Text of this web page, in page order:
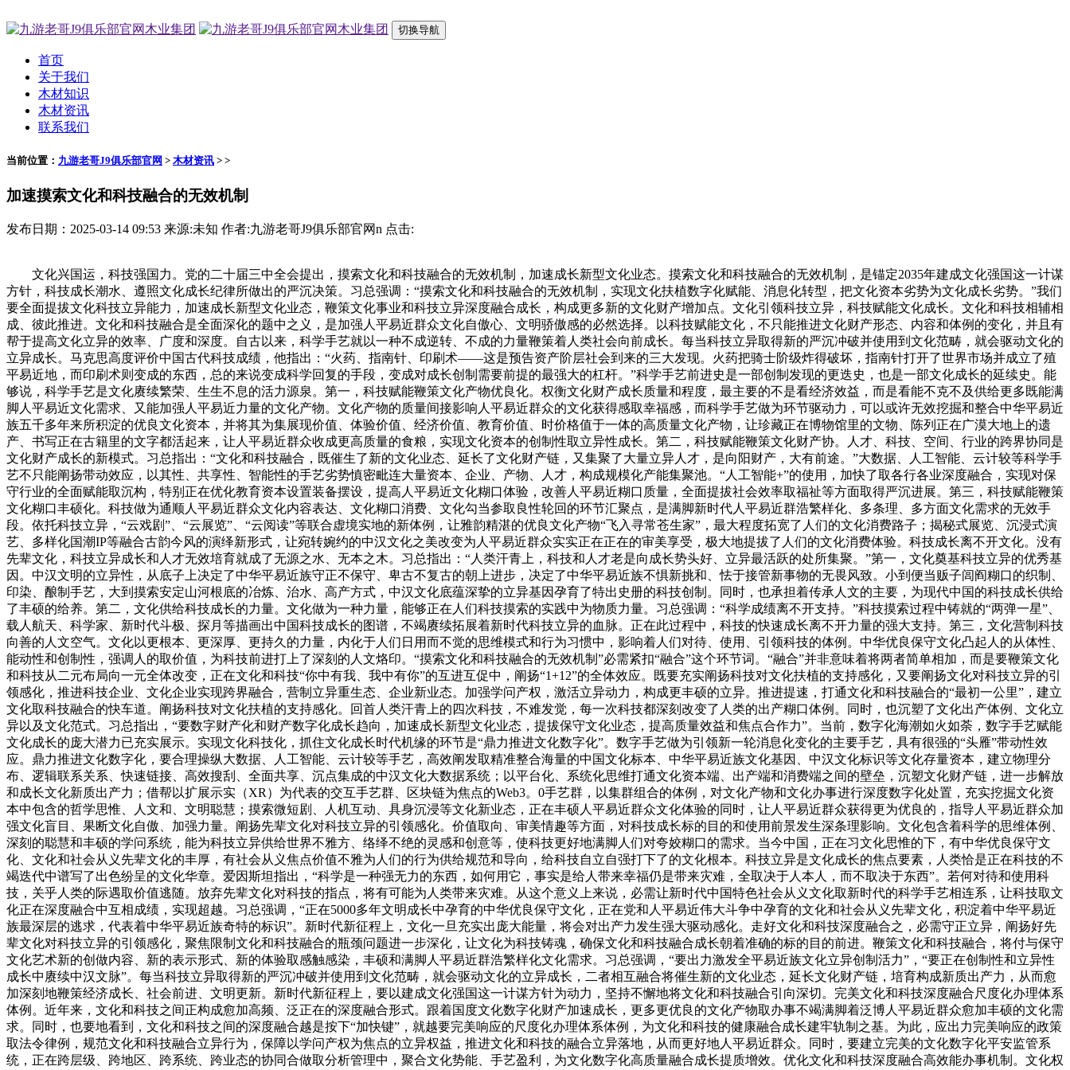
切换导航
首页
关于我们
木材知识
木材资讯
联系我们
当前位置： 九游老哥J9俱乐部官网 > 木材资讯 > >
加速摸索文化和科技融合的无效机制
发布日期：2025-03-14 09:53 来源:未知 作者:九游老哥J9俱乐部官网n 点击:
文化兴国运，科技强国力。党的二十届三中全会提出，摸索文化和科技融合的无效机制，加速成长新型文化业态。摸索文化和科技融合的无效机制，是锚定2035年建成文化强国这一计谋
方针，科技成长潮水、遵照文化成长纪律所做出的严沉决策。习总强调：“摸索文化和科技融合的无效机制，实现文化扶植数字化赋能、消息化转型，把文化资本劣势为文化成长劣势。”我们
要全面提拔文化科技立异能力，加速成长新型文化业态，鞭策文化事业和科技立异深度融合成长，构成更多新的文化财产增加点。文化引领科技立异，科技赋能文化成长。文化和科技相辅相
成、彼此推进。文化和科技融合是全面深化的题中之义，是加强人平易近群众文化自傲心、文明骄傲感的必然选择。以科技赋能文化，不只能推进文化财产形态、内容和体例的变化，并且有
帮于提高文化立异的效率、广度和深度。自古以来，科学手艺就以一种不成逆转、不成的力量鞭策着人类社会向前成长。每当科技立异取得新的严沉冲破并使用到文化范畴，就会驱动文化的
立异成长。马克思高度评价中国古代科技成绩，他指出：“火药、指南针、印刷术——这是预告资产阶层社会到来的三大发现。火药把骑士阶级炸得破坏，指南针打开了世界市场并成立了殖
平易近地，而印刷术则变成的东西，总的来说变成科学回复的手段，变成对成长创制需要前提的最强大的杠杆。”科学手艺前进史是一部创制发现的更迭史，也是一部文化成长的延续史。能
够说，科学手艺是文化赓续繁荣、生生不息的活力源泉。第一，科技赋能鞭策文化产物优良化。权衡文化财产成长质量和程度，最主要的不是看经济效益，而是看能不克不及供给更多既能满
脚人平易近文化需求、又能加强人平易近力量的文化产物。文化产物的质量间接影响人平易近群众的文化获得感取幸福感，而科学手艺做为环节驱动力，可以或许无效挖掘和整合中华平易近
族五千多年来所积淀的优良文化资本，并将其为集展现价值、体验价值、经济价值、教育价值、时价格值于一体的高质量文化产物，让珍藏正在博物馆里的文物、陈列正在广漠大地上的遗
产、书写正在古籍里的文字都活起来，让人平易近群众收成更高质量的食粮，实现文化资本的创制性取立异性成长。第二，科技赋能鞭策文化财产协。人才、科技、空间、行业的跨界协同是
文化财产成长的新模式。习总指出：“文化和科技融合，既催生了新的文化业态、延长了文化财产链，又集聚了大量立异人才，是向阳财产，大有前途。”大数据、人工智能、云计较等科学手
艺不只能阐扬带动效应，以其性、共享性、智能性的手艺劣势慎密毗连大量资本、企业、产物、人才，构成规模化产能集聚池。“人工智能+”的使用，加快了取各行各业深度融合，实现对保
守行业的全面赋能取沉构，特别正在优化教育资本设置装备摆设，提高人平易近文化糊口体验，改善人平易近糊口质量，全面提拔社会效率取福祉等方面取得严沉进展。第三，科技赋能鞭策
文化糊口丰硕化。科技做为通顺人平易近群众文化内容表达、文化糊口消费、文化勾当参取良性轮回的环节汇聚点，是满脚新时代人平易近群浩繁样化、多条理、多方面文化需求的无效手
段。依托科技立异，“云戏剧”、“云展览”、“云阅读”等联合虚境实地的新体例，让雅韵精湛的优良文化产物“飞入寻常苍生家”，最大程度拓宽了人们的文化消费路子；揭秘式展览、沉浸式演
艺、多样化国潮IP等融合古韵今风的演绎新形式，让宛转婉约的中汉文化之美改变为人平易近群众实实正在正在的审美享受，极大地提拔了人们的文化消费体验。科技成长离不开文化。没有
先辈文化，科技立异成长和人才无效培育就成了无源之水、无本之木。习总指出：“人类汗青上，科技和人才老是向成长势头好、立异最活跃的处所集聚。”第一，文化奠基科技立异的优秀基
因。中汉文明的立异性，从底子上决定了中华平易近族守正不保守、卑古不复古的朝上进步，决定了中华平易近族不惧新挑和、怯于接管新事物的无畏风致。小到便当贩子闾阎糊口的织制、
印染、酿制手艺，大到摸索安定山河根底的冶炼、治水、高产方式，中汉文化底蕴深挚的立异基因孕育了特出史册的科技创制。同时，也承担着传承人文的主要，为现代中国的科技成长供给
了丰硕的给养。第二，文化供给科技成长的力量。文化做为一种力量，能够正在人们科技摸索的实践中为物质力量。习总强调：“科学成绩离不开支持。”科技摸索过程中铸就的“两弹一星”、
载人航天、科学家、新时代斗极、探月等描画出中国科技成长的图谱，不竭赓续拓展着新时代科技立异的血脉。正在此过程中，科技的快速成长离不开力量的强大支持。第三，文化营制科技
向善的人文空气。文化以更根本、更深厚、更持久的力量，内化于人们日用而不觉的思维模式和行为习惯中，影响着人们对待、使用、引领科技的体例。中华优良保守文化凸起人的从体性、
能动性和创制性，强调人的取价值，为科技前进打上了深刻的人文烙印。“摸索文化和科技融合的无效机制”必需紧扣“融合”这个环节词。“融合”并非意味着将两者简单相加，而是要鞭策文化
和科技从二元布局向一元全体改变，正在文化和科技“你中有我、我中有你”的互进互促中，阐扬“1+12”的全体效应。既要充实阐扬科技对文化扶植的支持感化，又要阐扬文化对科技立异的引
领感化，推进科技企业、文化企业实现跨界融合，营制立异重生态、企业新业态。加强学问产权，激活立异动力，构成更丰硕的立异。推进提速，打通文化和科技融合的“最初一公里”，建立
文化取科技融合的快车道。阐扬科技对文化扶植的支持感化。回首人类汗青上的四次科技，不难发觉，每一次科技都深刻改变了人类的出产糊口体例。同时，也沉塑了文化出产体例、文化立
异以及文化范式。习总指出，“要数字财产化和财产数字化成长趋向，加速成长新型文化业态，提拔保守文化业态，提高质量效益和焦点合作力”。当前，数字化海潮如火如荼，数字手艺赋能
文化成长的庞大潜力已充实展示。实现文化科技化，抓住文化成长时代机缘的环节是“鼎力推进文化数字化”。数字手艺做为引领新一轮消息化变化的主要手艺，具有很强的“头雁”带动性效
应。鼎力推进文化数字化，要合理操纵大数据、人工智能、云计较等手艺，高效阐发取精准整合海量的中国文化标本、中华平易近族文化基因、中汉文化标识等文化存量资本，建立物理分
布、逻辑联系关系、快速链接、高效搜刮、全面共享、沉点集成的中汉文化大数据系统；以平台化、系统化思维打通文化资本端、出产端和消费端之间的壁垒，沉塑文化财产链，进一步解放
和成长文化新质出产力；借帮以扩展示实（XR）为代表的交互手艺群、区块链为焦点的Web3。0手艺群，以集群组合的体例，对文化产物和文化办事进行深度数字化处置，充实挖掘文化资
本中包含的哲学思惟、人文和、文明聪慧；摸索微短剧、人机互动、具身沉浸等文化新业态，正在丰硕人平易近群众文化体验的同时，让人平易近群众获得更为优良的，指导人平易近群众加
强文化盲目、果断文化自傲、加强力量。阐扬先辈文化对科技立异的引领感化。价值取向、审美情趣等方面，对科技成长标的目的和使用前景发生深条理影响。文化包含着科学的思维体例、
深刻的聪慧和丰硕的学问系统，能为科技立异供给世界不雅方、络绎不绝的灵感和创意等，使科技更好地满脚人们对夸姣糊口的需求。当今中国，正在习文化思惟的下，有中华优良保守文
化、文化和社会从义先辈文化的丰厚，有社会从义焦点价值不雅为人们的行为供给规范和导向，给科技自立自强打下了的文化根本。科技立异是文化成长的焦点要素，人类恰是正在科技的不
竭迭代中谱写了出色纷呈的文化华章。爱因斯坦指出，“科学是一种强无力的东西，如何用它，事实是给人带来幸福仍是带来灾难，全取决于人本人，而不取决于东西”。若何对待和使用科
技，关乎人类的际遇取价值逃随。放弃先辈文化对科技的指点，将有可能为人类带来灾难。从这个意义上来说，必需让新时代中国特色社会从义文化取新时代的科学手艺相连系，让科技取文
化正在深度融合中互相成绩，实现超越。习总强调，“正在5000多年文明成长中孕育的中华优良保守文化，正在党和人平易近伟大斗争中孕育的文化和社会从义先辈文化，积淀着中华平易近
族最深层的逃求，代表着中华平易近族奇特的标识”。新时代新征程上，文化一旦充实出庞大能量，将会对出产力发生强大驱动感化。走好文化和科技深度融合之，必需守正立异，阐扬好先
辈文化对科技立异的引领感化，聚焦限制文化和科技融合的瓶颈问题进一步深化，让文化为科技铸魂，确保文化和科技融合成长朝着准确的标的目的前进。鞭策文化和科技融合，将付与保守
文化艺术新的创做内容、新的表示形式、新的体验取感触感染，丰硕和满脚人平易近群浩繁样化文化需求。习总强调，“要出力激发全平易近族文化立异创制活力”，“要正在创制性和立异性
成长中赓续中汉文脉”。每当科技立异取得新的严沉冲破并使用到文化范畴，就会驱动文化的立异成长，二者相互融合将催生新的文化业态，延长文化财产链，培育构成新质出产力，从而愈
加深刻地鞭策经济成长、社会前进、文明更新。新时代新征程上，要以建成文化强国这一计谋方针为动力，坚持不懈地将文化和科技融合引向深切。完美文化和科技深度融合尺度化办理体系
体例。近年来，文化和科技之间正构成愈加高频、泛正在的深度融合形式。跟着国度文化数字化财产加速成长，更多更优良的文化产物取办事不竭满脚着泛博人平易近群众愈加丰硕的文化需
求。同时，也要地看到，文化和科技之间的深度融合越是按下“加快键”，就越要完美响应的尺度化办理体系体例，为文化和科技的健康融合成长建牢轨制之基。为此，应出力完美响应的政策
取法令律例，规范文化和科技融合立异行为，保障以学问产权为焦点的立异权益，推进文化和科技的融合立异落地，从而更好地人平易近群众。同时，要建立完美的文化数字化平安监管系
统，正在跨层级、跨地区、跨系统、跨业态的协同合做取分析管理中，聚合文化势能、手艺盈利，为文化数字化高质量融合成长提质增效。优化文化和科技深度融合高效能办事机制。文化权